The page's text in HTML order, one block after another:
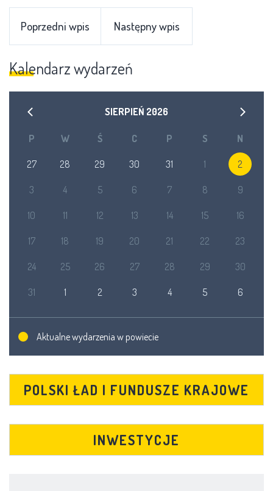
Poprzedni wpis Następny wpis
Kalendarz wydarzeń
SIERPIEŃ 2026
P W Ś C P S N
27 28 29 30 31 1 2
3 4 5 6 7 8 9
10 11 12 13 14 15 16
17 18 19 20 21 22 23
24 25 26 27 28 29 30
31 1 2 3 4 5 6
Aktualne wydarzenia w powiecie
POLSKI ŁAD I FUNDUSZE KRAJOWE
INWESTYCJE